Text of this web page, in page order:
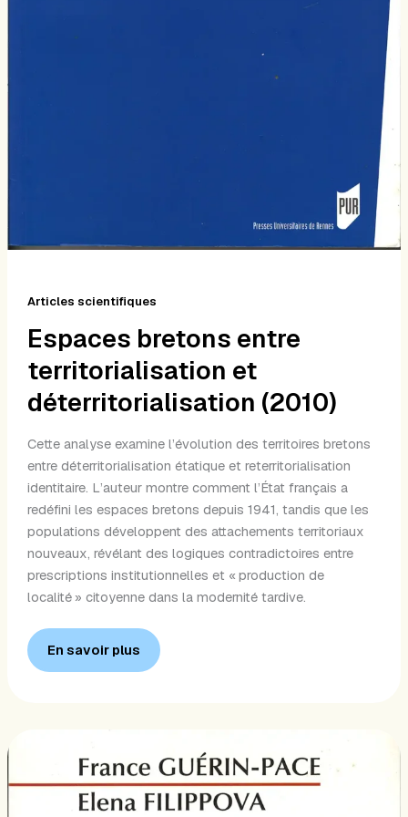
Articles scientifiques
Espaces bretons entre
territorialisation et
déterritorialisation (2010)
Cette analyse examine l’évolution des territoires bretons
entre déterritorialisation étatique et reterritorialisation
identitaire. L’auteur montre comment l’État français a
redéfini les espaces bretons depuis 1941, tandis que les
populations développent des attachements territoriaux
nouveaux, révélant des logiques contradictoires entre
prescriptions institutionnelles et « production de
localité » citoyenne dans la modernité tardive.
En savoir plus
carte
d’identité